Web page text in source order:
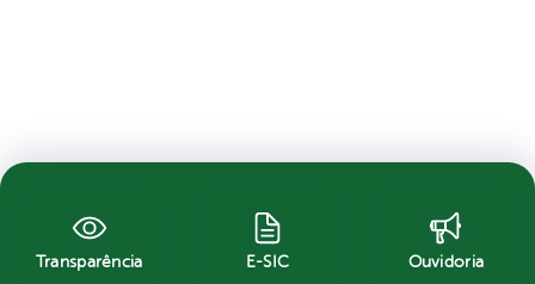
Transparência E-SIC Ouvidoria